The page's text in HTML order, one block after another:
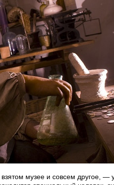
музее и совсем другое, —